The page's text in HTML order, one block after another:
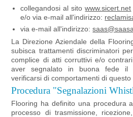
collegandosi al sitowww.sicert.net
e/o via e-mail all'indirizzo:
via e-mail all'indirizzo:
La Direzione Aziendale della
subisca trattamenti discriminatori
complice di atti corruttivi e/o
aver segnalato in buona fede il
verificarsi di comportamenti di questo
Procedura "Segnalazioni
Flooring ha definito una procedura
processo di trasmissione,